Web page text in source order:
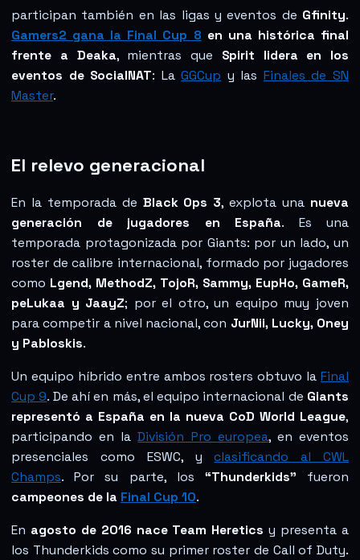
participan también en las ligas y eventos de Gfinity.
Gamers2 gana la Final Cup 8 en una histórica final
frente a Deaka, mientras que Spirit lidera en los
eventos de SocialNAT: LaGGCup y las Finales de SN
Master.
El relevo generacional
En la temporada de Black Ops 3, explota una nueva
generación de jugadores en España. Es una
temporada protagonizada por Giants: por un lado, un
roster de calibre internacional, formado por jugadores
como Lgend, MethodZ, TojoR, Sammy, EupHo, GameR,
peLukaa y JaayZ; por el otro, un equipo muy joven
para competir a nivel nacional, con JurNii, Lucky, Oney
y Pabloskis.
Un equipo híbrido entre ambos rosters obtuvo la Final
Cup 9. De ahí en más, el equipo internacional de Giants
representó a España en la nueva CoD World League,
participando en laDivisión Pro europea, en eventos
presenciales como ESWC, yclasificando al CWL
Champs. Por su parte, los “Thunderkids” fueron
campeones de la Final Cup 10.
En agosto de 2016 nace Team Heretics y presenta a
los Thunderkids como su primer roster de Call of Duty.